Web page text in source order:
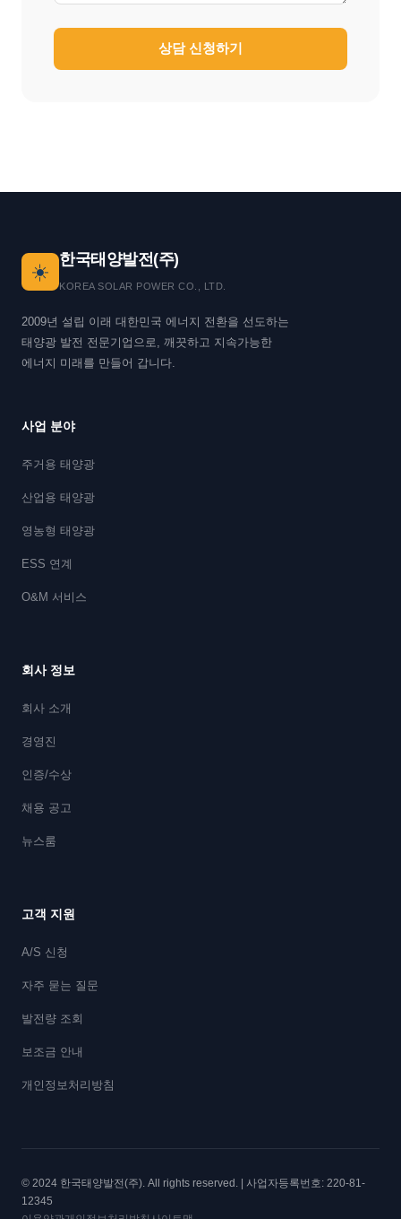
상담 신청하기
☀️
한국태양발전(주)
KOREA SOLAR POWER CO., LTD.
2009년 설립 이래 대한민국 에너지 전환을 선도하는
태양광 발전 전문기업으로, 깨끗하고 지속가능한
에너지 미래를 만들어 갑니다.
사업 분야
주거용 태양광
산업용 태양광
영농형 태양광
ESS 연계
O&M 서비스
회사 정보
회사 소개
경영진
인증/수상
채용 공고
뉴스룸
고객 지원
A/S 신청
자주 묻는 질문
발전량 조회
보조금 안내
개인정보처리방침
© 2024 한국태양발전(주). All rights reserved. | 사업자등록번호: 220-81-
12345